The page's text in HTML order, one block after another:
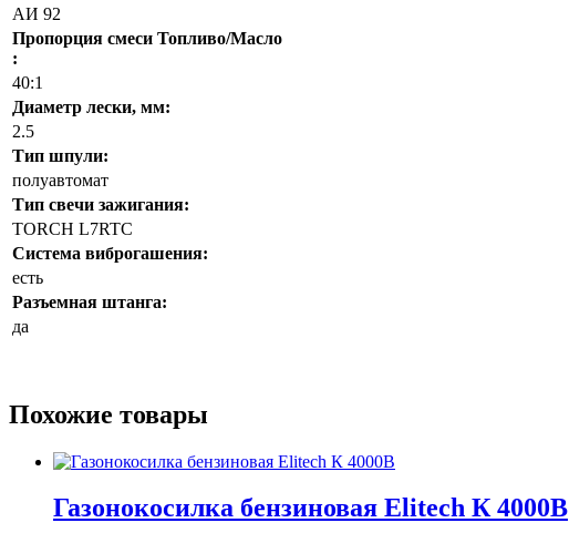
АИ 92
Пропорция смеси Топливо/Масло
:
40:1
Диаметр лески, мм:
2.5
Тип шпули:
полуавтомат
Тип свечи зажигания:
TORCH L7RTC
Система виброгашения:
есть
Разъемная штанга:
да
Похожие товары
Газонокосилка бензиновая Elitech К 4000В